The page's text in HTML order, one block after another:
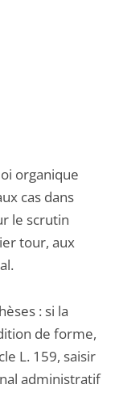
organique
cas dans
le scrutin
tour, aux
: si la
de forme,
L. 159, saisir
administratif